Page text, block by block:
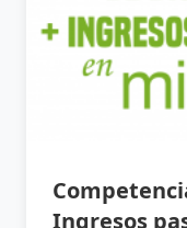
Ingresos